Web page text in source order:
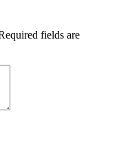
fields are